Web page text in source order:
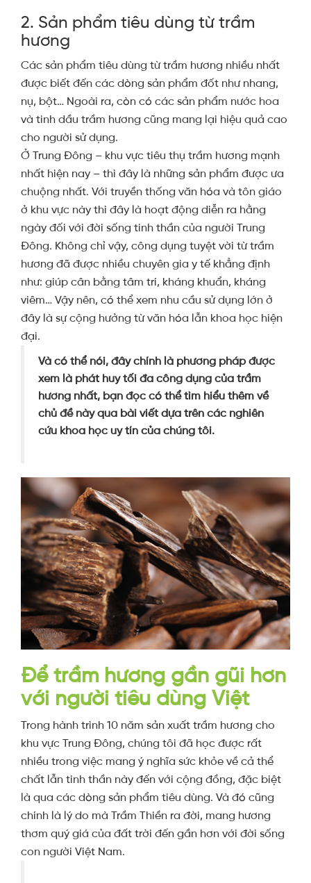
2. Sản phẩm tiêu dùng từ trầm
hương
Các sản phẩm tiêu dùng từ trầm hương nhiều nhất
được biết đến các dòng sản phẩm đốt như nhang,
nụ, bột… Ngoài ra, còn có các sản phẩm nước hoa
và tinh dầu trầm hương cũng mang lại hiệu quả cao
cho người sử dụng.
Ở Trung Đông – khu vực tiêu thụ trầm hương mạnh
nhất hiện nay – thì đây là những sản phẩm được ưa
chuộng nhất. Với truyền thống văn hóa và tôn giáo
ở khu vực này thì đây là hoạt động diễn ra hằng
ngày đối với đời sống tinh thần của người Trung
Đông. Không chỉ vậy, công dụng tuyệt vời từ trầm
hương đã được nhiều chuyên gia y tế khẳng định
như: giúp cân bằng tâm trí, kháng khuẩn, kháng
viêm… Vậy nên, có thể xem nhu cầu sử dụng lớn ở
đây là sự cộng hưởng từ văn hóa lẫn khoa học hiện
đại.
Và có thể nói, đây chính là phương pháp được
xem là phát huy tối đa công dụng của trầm
hương nhất, bạn đọc có thể tìm hiểu thêm về
chủ đề này qua bài viết dựa trên các nghiên
cứu khoa học uy tín của chúng tôi.
Để trầm hương gần gũi hơn
với người tiêu dùng Việt
Trong hành trình 10 năm sản xuất trầm hương cho
khu vực Trung Đông, chúng tôi đã học được rất
nhiều trong việc mang ý nghĩa sức khỏe về cả thể
chất lẫn tinh thần này đến với cộng đồng, đặc biệt
là qua các dòng sản phẩm tiêu dùng. Và đó cũng
chính là lý do mà Trầm Thiền ra đời, mang hương
thơm quý giá của đất trời đến gần hơn với đời sống
con người Việt Nam.